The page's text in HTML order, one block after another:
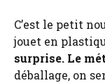
C’est le petit
jouet en
surprise. Le
déballage, on